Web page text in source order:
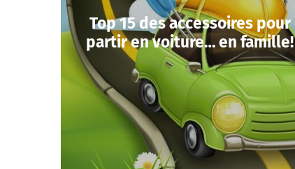
Top 15 des accessoires pour
partir en voiture… en famille!